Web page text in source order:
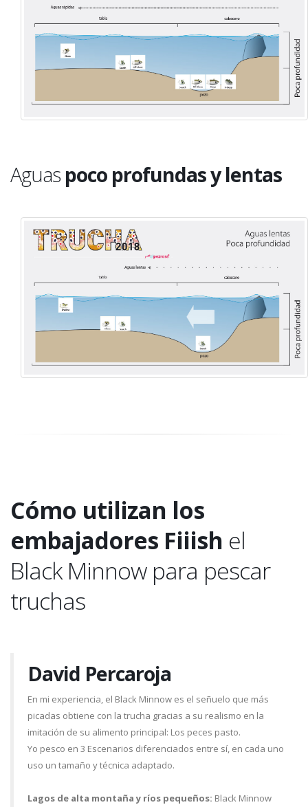
Aguas poco profundas y lentas
Cómo utilizan los
embajadores Fiiish el
Black Minnow para pescar
truchas
David Percaroja
En mi experiencia, el Black Minnow es el señuelo que más
picadas obtiene con la trucha gracias a su realismo en la
imitación de su alimento principal: Los peces pasto.
Yo pesco en 3 Escenarios diferenciados entre sí, en cada uno
uso un tamaño y técnica adaptado.
Lagos de alta montaña y ríos pequeños: Black Minnow